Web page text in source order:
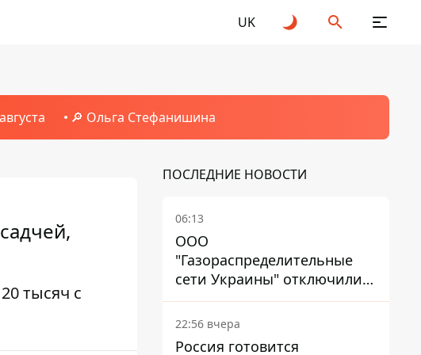
UK
🔎 Ольга Стефанишина
тысяч с
ПОСЛЕДНИЕ НОВОСТИ
06:13
ООО
"Газораспределительные
сети Украины" отключили
львовянке газ - что решил
суд
22:56 вчера
Россия готовится